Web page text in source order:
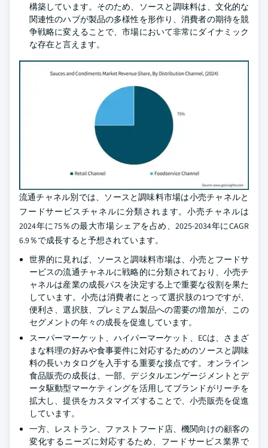
構築しています。そのため、ソースと調味料は、文化的な
関連性のハブが製品の多様性を形作り、消費者の期待を競
争戦略に変えることで、市場において非常にダイナミック
な存在と言えます。
流通チャネル別では、ソースと調味料市場は小売チャネルと
フードサービスチャネルに分類されます。小売チャネルは
2024年に75％の最大市場シェアを占め、2025-2034年にCAGR
6.9％で成長すると予想されています。
世界的に見れば、ソースと調味料市場は、小売とフードサ
ービスの流通チャネルに戦略的に分類されており、小売チ
ャネルは産業の成長パスを決定する上で重要な役割を果た
しています。小売は消費者にとって選択肢の1つですが、
便利さ、選択肢、プレミアム製品への需要の増加が、この
セグメントの年々の成長を促進しています。
スーパーマーケット、ハイパーマーケット、ECは、さまざ
まな料理の好みや食事要件に対応するためのソースと調味
料の長いカタログを入手する重要な接点です。オンライン
食品販売の成長は、一部、デジタルエンゲージメントとデ
ータ駆動型マーケティングを活用してブランドがリーチを
拡大し、提供をカスタマイズすることで、小売販売を促進
しています。
一方、レストラン、ファストフード店、機関向けの顧客の
変化するニーズに対応するため、フードサービス業界で